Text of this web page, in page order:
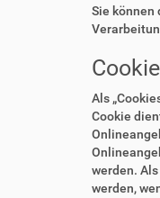
Sie können
Als
Cookie
werden.
werden,